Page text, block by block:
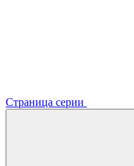
Страница серии